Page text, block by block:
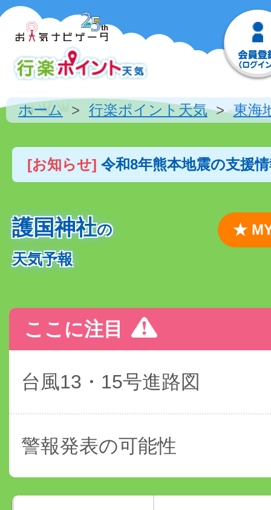
ホーム 行楽ポイント天気 東海
[お知らせ] 令和8年熊本地震の支援
護国神社の
天気予報
★
ここに注目
台風13・15号進路図
警報発表の可能性